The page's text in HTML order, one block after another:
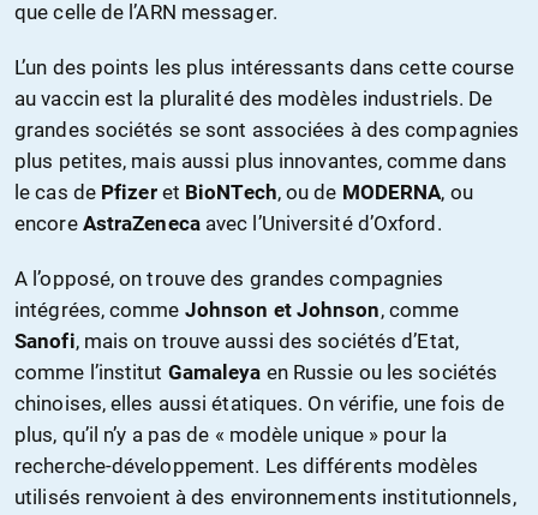
que celle de l’ARN messager.
L’un des points les plus intéressants dans cette course
au vaccin est la pluralité des modèles industriels. De
grandes sociétés se sont associées à des compagnies
plus petites, mais aussi plus innovantes, comme dans
le cas de Pfizeret BioNTech, ou de MODERNA, ou
encore AstraZenecaavec l’Université d’Oxford.
A l’opposé, on trouve des grandes compagnies
intégrées, comme Johnson et Johnson, comme
Sanofi, mais on trouve aussi des sociétés d’Etat,
comme l’institut Gamaleya en Russie ou les sociétés
chinoises, elles aussi étatiques. On vérifie, une fois de
plus, qu’il n’y a pas de « modèle unique » pour la
recherche-développement. Les différents modèles
utilisés renvoient à des environnements institutionnels,